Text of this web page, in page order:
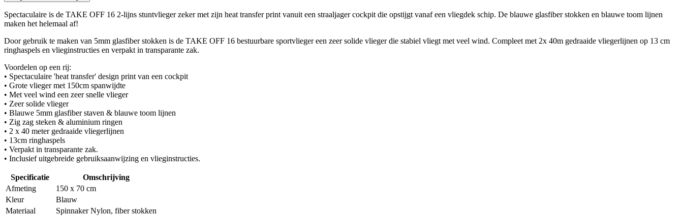
Spectaculaire is de TAKE OFF 16 2-lijns stuntvlieger zeker met zijn heat transfer print vanuit een straaljager cockpit die opstijgt vanaf een vliegdek schip. De blauwe glasfiber stokken en blauwe toom lijnen
maken het helemaal af!
Door gebruik te maken van 5mm glasfiber stokken is de TAKE OFF 16 bestuurbare sportvlieger een zeer solide vlieger die stabiel vliegt met veel wind. Compleet met 2x 40m gedraaide vliegerlijnen op 13 cm
ringhaspels en vlieginstructies en verpakt in transparante zak.
Voordelen op een rij:
• Spectaculaire 'heat transfer' design print van een cockpit
• Grote vlieger met 150cm spanwijdte
• Met veel wind een zeer snelle vlieger
• Zeer solide vlieger
• Blauwe 5mm glasfiber staven & blauwe toom lijnen
• Zig zag steken & aluminium ringen
• 2 x 40 meter gedraaide vliegerlijnen
• 13cm ringhaspels
• Verpakt in transparante zak.
• Inclusief uitgebreide gebruiksaanwijzing en vlieginstructies.
Specificatie
Omschrijving
Afmeting
150 x 70 cm
Kleur
Blauw
Materiaal
Spinnaker Nylon, fiber stokken